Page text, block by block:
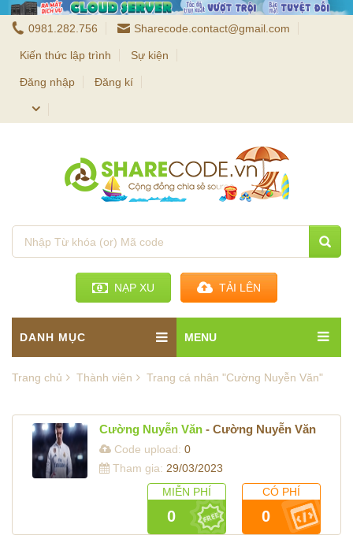
0981.282.756 Sharecode.contact@gmail.com
Kiến thức lập trình Sự kiện
Đăng nhập Đăng kí
NẠP XU TẢI LÊN
DANH MỤC MENU
Trang chủ Thành viên Trang cá nhân "Cường Nuyễn Văn"
Cường Nuyễn Văn - Cường Nuyễn Văn
Code upload: 0
Tham gia: 29/03/2023
CÓ PHÍ
0
MIỄN PHÍ
0